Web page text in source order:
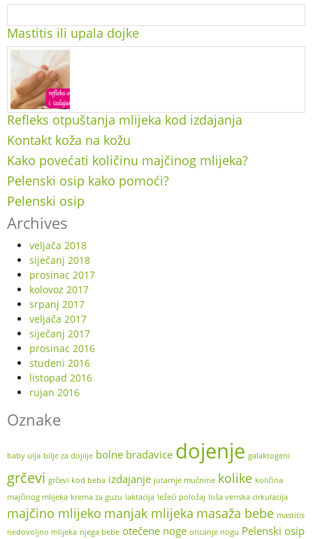
Mastitis ili upala dojke
Refleks otpuštanja mlijeka kod izdajanja
Kontakt koža na kožu
Kako povećati količinu majčinog mlijeka?
Pelenski osip kako pomoći?
Pelenski osip
Archives
veljača 2018
siječanj 2018
prosinac 2017
kolovoz 2017
srpanj 2017
veljača 2017
siječanj 2017
prosinac 2016
studeni 2016
listopad 2016
rujan 2016
Oznake
baby ulja bilje za dojilje bolne bradavice dojenje galaktogeni
grčevi grčevi kod beba izdajanje jutarnje mučnine kolike količina
majčinog mlijeka krema za guzu laktacija ležeći položaj loša venska cirkulacija
majčino mlijeko manjak mlijeka masaža bebe mastitis
nedovoljno mlijeka njega bebe otečene noge oticanje nogu Pelenski osip